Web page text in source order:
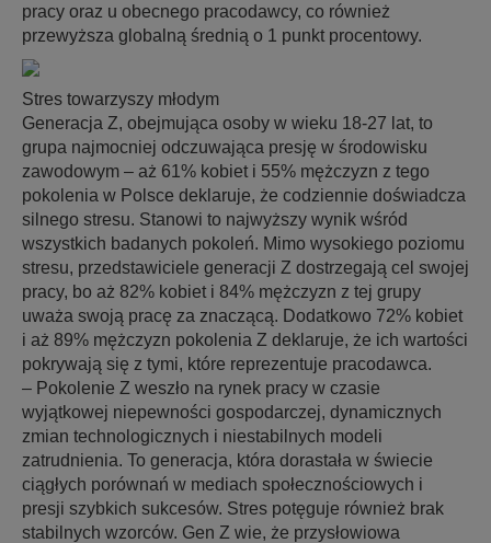
pracy oraz u obecnego pracodawcy, co również
przewyższa globalną średnią o 1 punkt procentowy.
Stres towarzyszy młodym
Generacja Z, obejmująca osoby w wieku 18-27 lat, to
grupa najmocniej odczuwająca presję w środowisku
zawodowym – aż 61% kobiet i 55% mężczyzn z tego
pokolenia w Polsce deklaruje, że codziennie doświadcza
silnego stresu. Stanowi to najwyższy wynik wśród
wszystkich badanych pokoleń. Mimo wysokiego poziomu
stresu, przedstawiciele generacji Z dostrzegają cel swojej
pracy, bo aż 82% kobiet i 84% mężczyzn z tej grupy
uważa swoją pracę za znaczącą. Dodatkowo 72% kobiet
i aż 89% mężczyzn pokolenia Z deklaruje, że ich wartości
pokrywają się z tymi, które reprezentuje pracodawca.
– Pokolenie Z weszło na rynek pracy w czasie
wyjątkowej niepewności gospodarczej, dynamicznych
zmian technologicznych i niestabilnych modeli
zatrudnienia. To generacja, która dorastała w świecie
ciągłych porównań w mediach społecznościowych i
presji szybkich sukcesów. Stres potęguje również brak
stabilnych wzorców. Gen Z wie, że przysłowiowa